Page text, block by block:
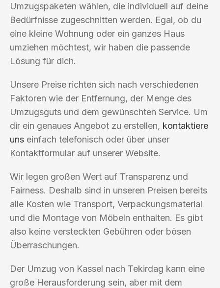
Umzugspaketen wählen, die individuell auf deine
Bedürfnisse zugeschnitten werden. Egal, ob du
eine kleine Wohnung oder ein ganzes Haus
umziehen möchtest, wir haben die passende
Lösung für dich.
Unsere Preise richten sich nach verschiedenen
Faktoren wie der Entfernung, der Menge des
Umzugsguts und dem gewünschten Service. Um
dir ein genaues Angebot zu erstellen, kontaktiere
uns einfach telefonisch oder über unser
Kontaktformular auf unserer Website.
Wir legen großen Wert auf Transparenz und
Fairness. Deshalb sind in unseren Preisen bereits
alle Kosten wie Transport, Verpackungsmaterial
und die Montage von Möbeln enthalten. Es gibt
also keine versteckten Gebühren oder bösen
Überraschungen.
Der Umzug von Kassel nach Tekirdag kann eine
große Herausforderung sein, aber mit dem